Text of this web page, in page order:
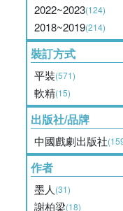
2022~2023(124)
2018~2019(214)
裝訂方式
平裝(571)
軟精(15)
出版社/品牌
中國戲劇出版社
作者
墨人 (31)
謝柏梁(18)